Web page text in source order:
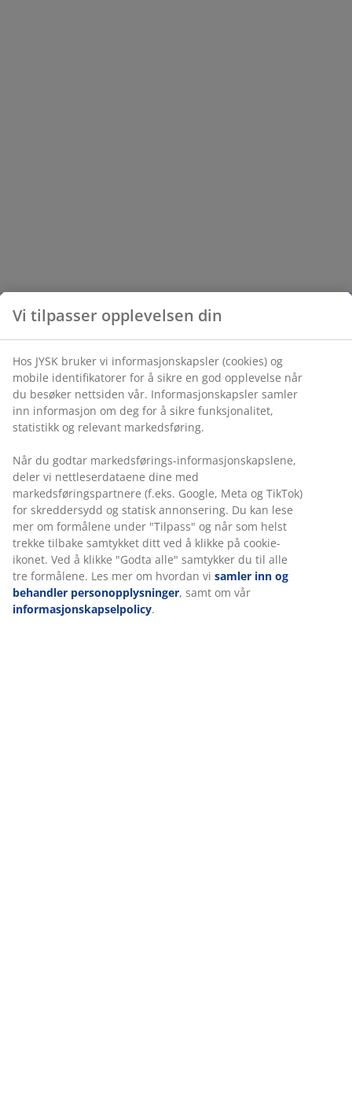
Vi tilpasser opplevelsen din
Hos JYSK bruker vi informasjonskapsler (cookies) og
mobile identifikatorer for å sikre en god opplevelse når
du besøker nettsiden vår. Informasjonskapsler samler
inn informasjon om deg for å sikre funksjonalitet,
statistikk og relevant markedsføring.
Når du godtar markedsførings-informasjonskapslene,
deler vi nettleserdataene dine med
markedsføringspartnere (f.eks. Google, Meta og TikTok)
for skreddersydd og statisk annonsering. Du kan lese
mer om formålene under "Tilpass" og når som helst
trekke tilbake samtykket ditt ved å klikke på cookie-
ikonet. Ved å klikke "Godta alle" samtykker du til alle
tre formålene. Les mer om hvordan vi samler inn og
behandler personopplysninger, samt om vår
informasjonskapselpolicy.